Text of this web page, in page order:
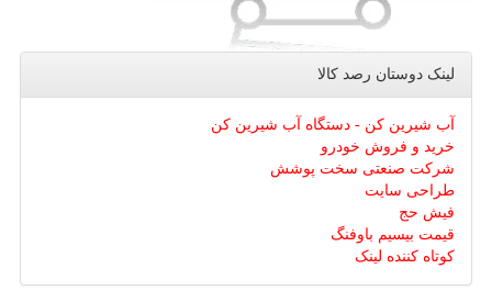
لینک دوستان رصد كالا
آب شیرین کن - دستگاه آب شیرین کن
خرید و فروش خودرو
شرکت صنعتی سخت پوشش
طراحی سایت
فیش حج
قیمت بیسیم باوفنگ
کوتاه کننده لینک